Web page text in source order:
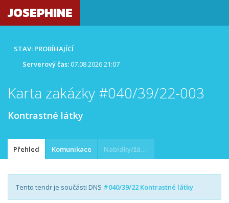
JOSEPHINE
STAV: PROBÍHAJÍCÍ
Serverový čas:07.08.2026 21:07
Karta zakázky #040/39/22-003
Kontrastné látky
Přehled Komunikace Nabídky/žádosti
Tento tendr je součásti DNS #040/39/22 Kontrastné látky